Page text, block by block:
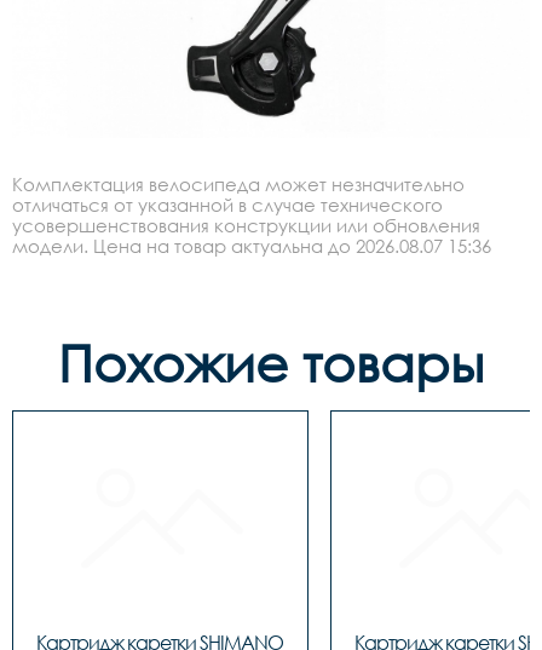
Комплектация велосипеда может незначительно
отличаться от указанной в случае технического
усовершенствования конструкции или обновления
модели. Цена на товар актуальна до 2026.08.07 15:36
Похожие товары
Картридж каретки SHIMANO
Картридж каретки